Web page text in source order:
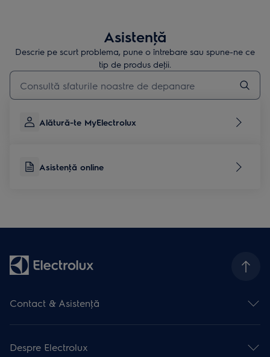
Asistenţă
Descrie pe scurt problema, pune o întrebare sau spune-ne ce
tip de produs deţii.
Type to search for support articles
Alătură-te MyElectrolux
Asistenţă online
Contact & Asistenţă
Asistenţă online
Asistenţă service
Despre Electrolux